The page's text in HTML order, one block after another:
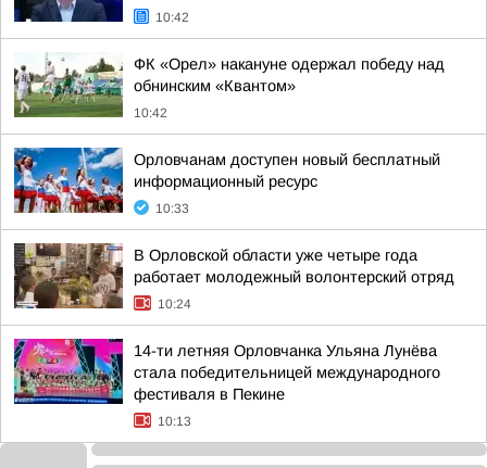
10:42
ФК «Орел» накануне одержал победу над
обнинским «Квантом»
10:42
Орловчанам доступен новый бесплатный
информационный ресурс
10:33
В Орловской области уже четыре года
работает молодежный волонтерский отряд
10:24
14-ти летняя Орловчанка Ульяна Лунёва
стала победительницей международного
фестиваля в Пекине
10:13